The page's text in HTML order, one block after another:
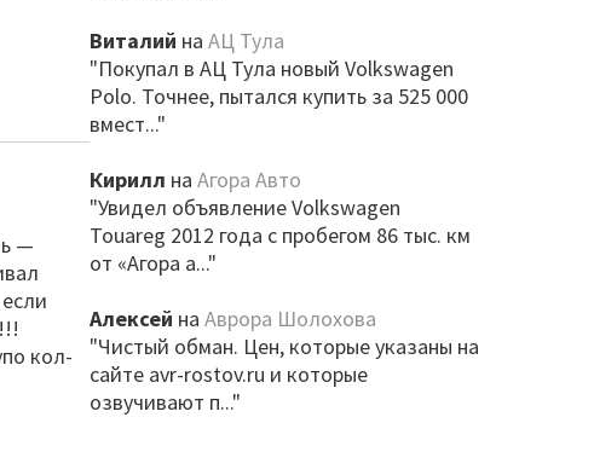
—
кол-
Виталий на АЦ Тула
"Покупал в АЦ Тула новый Volkswagen
Polo. Точнее, пытался купить за 525 000
вмест..."
Кирилл на Агора Авто
"Увидел объявление Volkswagen
Touareg 2012 года с пробегом 86 тыс. км
от «Агора а..."
Алексей на Аврора Шолохова
"Чистый обман. Цен, которые указаны на
сайте avr-rostov.ru и которые
озвучивают п..."